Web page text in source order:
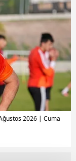
2026 | Cuma